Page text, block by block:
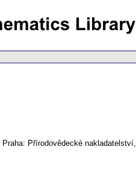
Praha: Přírodovědecké